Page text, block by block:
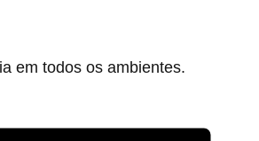
em todos os ambientes.